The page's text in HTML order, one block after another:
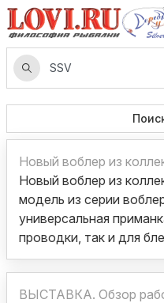
Новый воблер из
Новый воблер из
модель из серии
универсальная
проводки, так и для
ВЫСТАВКА. Обзор